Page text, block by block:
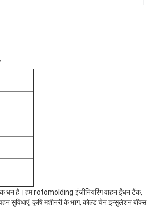
एक धन है। हम rotomolding इंजीनियरिंग वाहन ईंधन टैंक,
सुविधाएं, कृषि मशीनरी के भाग, कोल्ड चेन इन्सुलेशन बॉक्स